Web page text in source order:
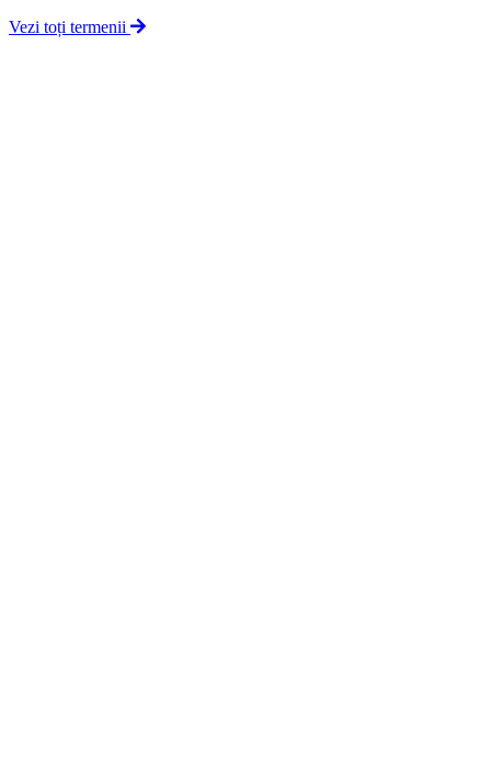
Vezi toți termenii